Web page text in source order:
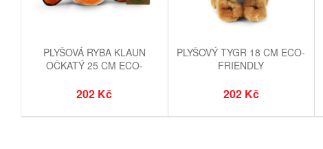
PLYŠOVÁ RYBA KLAUN
OČKATÝ 25 CM ECO-
202 Kč
PLYŠOVÝ TYGR 18 CM ECO-
FRIENDLY
202 Kč